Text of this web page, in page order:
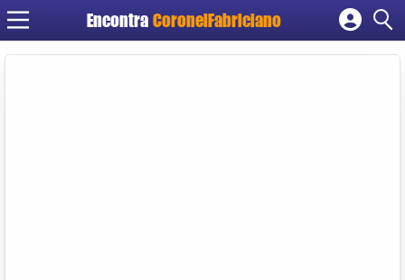
Encontra CoronelFabriciano
Cadastrar empresa